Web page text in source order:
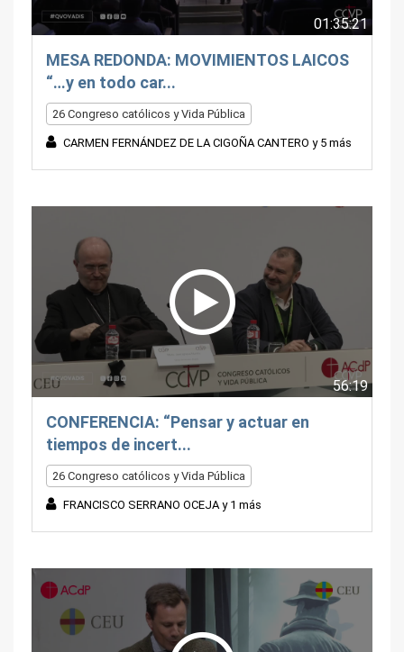
01:35:21
MESA REDONDA: MOVIMIENTOS LAICOS
“…y en todo car...
26 Congreso católicos y Vida Pública
CARMEN FERNÁNDEZ DE LA CIGOÑA CANTERO y 5 más
56:19
CONFERENCIA: “Pensar y actuar en
tiempos de incert...
26 Congreso católicos y Vida Pública
FRANCISCO SERRANO OCEJA y 1 más